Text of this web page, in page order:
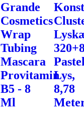
Grande
Cosmetics
Wrap
Tubing
Mascara
Provitamin
B5 - 8
Ml
Lys,
8,78